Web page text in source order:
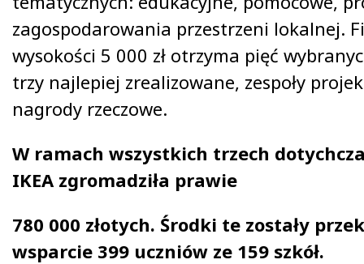
zagospodarowania przestrzeni lokalnej.
wysokości 5 000 zł otrzyma pięć
trzy najlepiej zrealizowane, zespoły
nagrody rzeczowe.
W ramach wszystkich trzech
IKEA zgromadziła prawie
780 000 złotych. Środki te zostały
wsparcie 399 uczniów ze 159 szkół.